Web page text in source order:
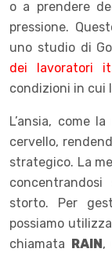
o a prendere
pressione.
uno studio di
dei lavoratori
condizioni in cui
L’ansia, come
cervello,
strategico. La
storto. Per
possiamo
chiamata
RAIN ,